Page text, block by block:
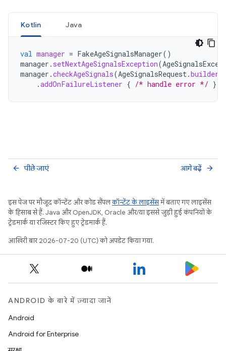
Kotlin Java
val manager = FakeAgeSignalsManager()
manager . setNextAgeSignalsException(
manager .checkAgeSignals(AgeSignalsRequest.builder
.addOnFailureListener { /* handle error */ }
पीछे जाएं
arrow_back आगे बढ़ें arrow_forward
इस पेज पर मौजूद कॉन्टेंट और कोड सैंपलकॉन्टेंट के लाइसेंसमें बताए गए लाइसेंस
के हिसाब से हैं. Java और OpenJDK, Oracle और/या इससे जुड़ी हुई कंपनियों के
ट्रेडमार्क या रजिस्टर किए हुए ट्रेडमार्क हैं.
आखिरी बार 2026-07-20 (UTC) को अपडेट किया गया.
ANDROID के बारे में ज़्यादा जानें
Android
Android for Enterprise